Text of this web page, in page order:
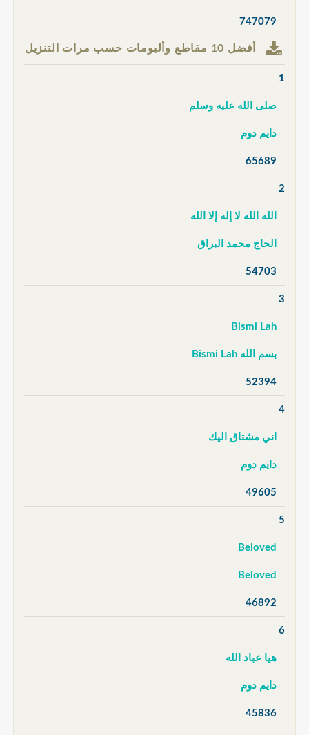
747079
أفضل 10 مقاطع وألبومات حسب مرات التنزيل
1
صلى الله عليه وسلم
دايم دوم
65689
2
الله الله لا إله إلا الله
الحاج محمد البراق
54703
3
Bismi Lah
بسم الله Bismi Lah
52394
4
اني مشتاق اليك
دايم دوم
49605
5
Beloved
Beloved
46892
6
هيا عباد الله
دايم دوم
45836